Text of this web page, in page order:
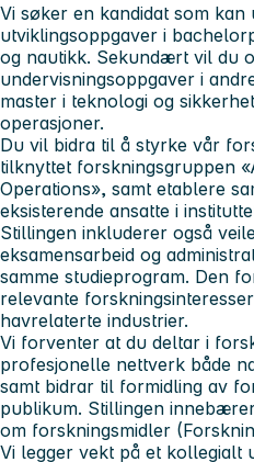
Vi søker en kandidat som
utviklingsoppgaver i
og nautikk. Sekundært vil du
undervisningsoppgaver i
master i teknologi og
operasjoner.
Du vil bidra til å styrke vår
tilknyttet forskningsgruppen
Operations», samt etablere
eksisterende ansatte i
Stillingen inkluderer også
eksamensarbeid og
samme studieprogram. Den
relevante
havrelaterte industrier.
Vi forventer at du deltar i
profesjonelle nettverk både
samt bidrar til formidling av
publikum. Stillingen
om forskningsmidler
Vi legger vekt på et kollegialt